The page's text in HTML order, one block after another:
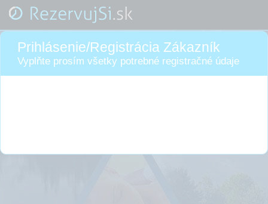
Prihlásenie/Registrácia Zákazník
Vyplňte prosím všetky potrebné registračné údaje